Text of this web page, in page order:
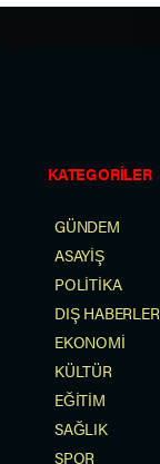
KATEGORİLER
GÜNDEM
ASAYİŞ
POLİTİKA
DIŞ HABERLER
EKONOMİ
KÜLTÜR
EĞİTİM
SAĞLIK
SPOR